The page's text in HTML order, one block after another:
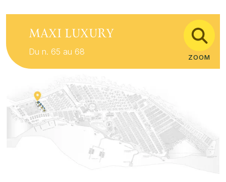
MAXI LUXURY
Du n. 65 au 68
ZOOM